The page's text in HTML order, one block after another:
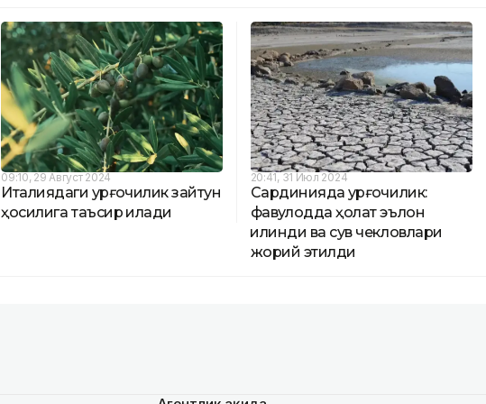
09:10, 29 Август 2024
Италиядаги қурғоқчилик зайтун
ҳосилига таъсир қилади
20:41, 31 Июл 2024
Сардинияда қурғоқчилик:
фавқулодда ҳолат эълон
қилинди ва сув чекловлари
жорий этилди